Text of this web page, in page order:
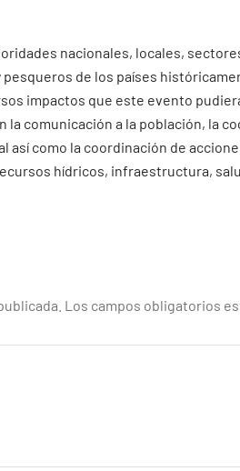
nacionales, locales,
de los países
impactos que este evento
comunicación a la población, la
así como la coordinación de
hídricos, infraestructura,
Los campos obligatorios